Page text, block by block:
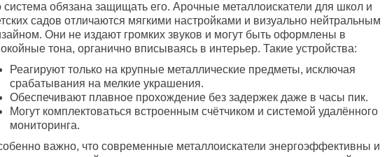
система обязана защищать его. Арочные металлоискатели для школ и
садов отличаются мягкими настройками и визуально нейтральным
Они не издают громких звуков и могут быть оформлены в
тона, органично вписываясь в интерьер. Такие устройства:
Реагируют только на крупные металлические предметы, исключая
срабатывания на мелкие украшения.
Обеспечивают плавное прохождение без задержек даже в часы пик.
Могут комплектоваться встроенным счётчиком и системой удалённого
мониторинга.
важно, что современные металлоискатели энергоэффективны и